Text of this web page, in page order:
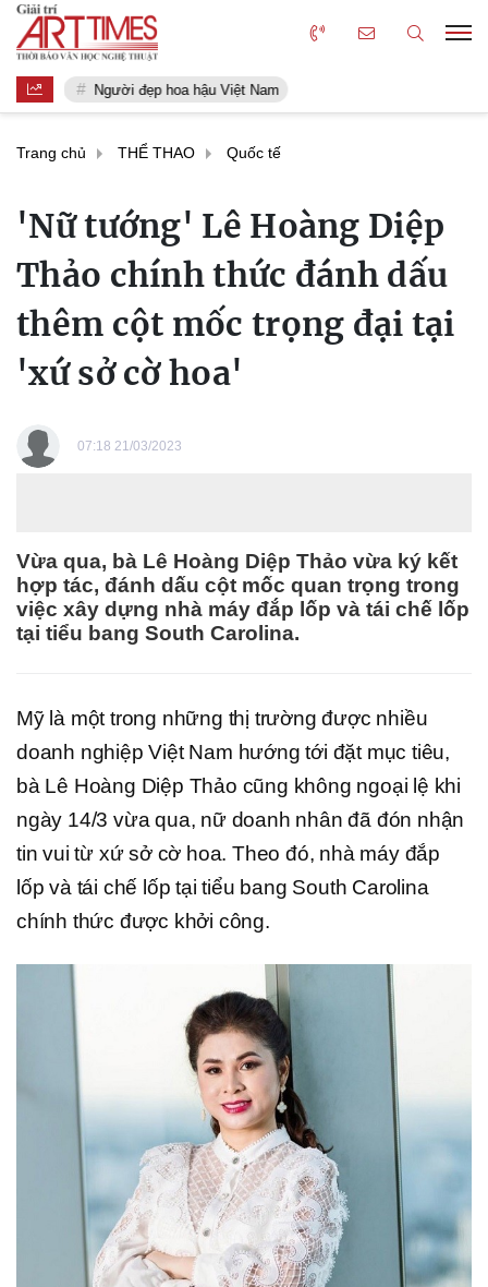
Người đẹp hoa hậu Việt Nam
Trang chủ THỂ THAO Quốc tế
'Nữ tướng' Lê Hoàng Diệp
Thảo chính thức đánh dấu
thêm cột mốc trọng đại tại
'xứ sở cờ hoa'
07:18 21/03/2023
Vừa qua, bà Lê Hoàng Diệp Thảo vừa ký kết
hợp tác, đánh dấu cột mốc quan trọng trong
việc xây dựng nhà máy đắp lốp và tái chế lốp
tại tiểu bang South Carolina.
Mỹ là một trong những thị trường được nhiều
doanh nghiệp Việt Nam hướng tới đặt mục tiêu,
bà Lê Hoàng Diệp Thảo cũng không ngoại lệ khi
ngày 14/3 vừa qua, nữ doanh nhân đã đón nhận
tin vui từ xứ sở cờ hoa. Theo đó, nhà máy đắp
lốp và tái chế lốp tại tiểu bang South Carolina
chính thức được khởi công.